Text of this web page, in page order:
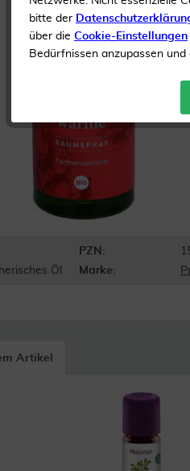
PZN:
Öl Marke:
Artikel
bitte der
über die Cookie-Einstellungen
Bedürfnissen anzupassen